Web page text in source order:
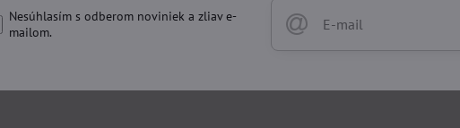
Nesúhlasím s odberom noviniek a zliav e-
mailom.